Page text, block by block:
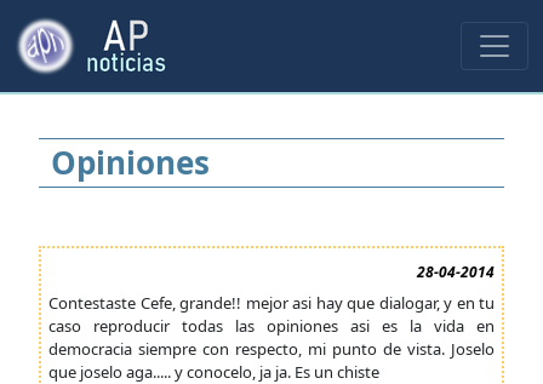
Opiniones
28-04-2014
Contestaste Cefe, grande!! mejor asi hay que dialogar, y en tu
caso reproducir todas las opiniones asi es la vida en
democracia siempre con respecto, mi punto de vista. Joselo
que joselo aga..... y conocelo, ja ja. Es un chiste